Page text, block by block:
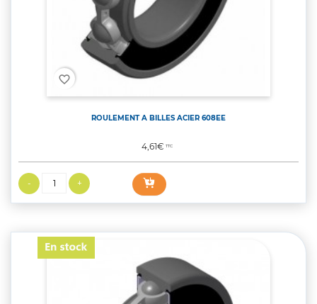
favorite_border
ROULEMENT A BILLES ACIER 608EE
Prix
4,61€TTC